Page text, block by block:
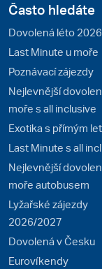
pro historiky a
Často hledáte
Dovolená léto 2026
Last Minute u moře
Poznávací zájezdy
Nejlevnější
moře s all inclusive
Exotika s přímým
Last Minute s all
Nejlevnější
moře autobusem
Lyžařské zájezdy
2026/2027
Dovolená v Česku
Eurovíkendy